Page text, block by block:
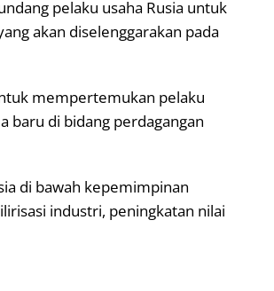
pelaku usaha Rusia untuk
akan diselenggarakan pada
mempertemukan pelaku
baru di bidang perdagangan
di bawah kepemimpinan
industri, peningkatan nilai